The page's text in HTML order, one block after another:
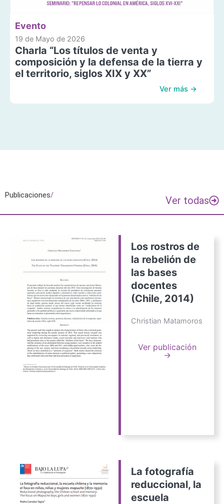
Evento
19 de Mayo de 2026
Charla “Los títulos de venta y
composición y la defensa de la tierra y
el territorio, siglos XIX y XX”
Ver más →
Publicaciones/ Ver todas
Los rostros de
la rebelión de
las bases
docentes
(Chile, 2014)
Christian Matamoros
Ver publicación
→
La fotografía
reduccional, la
escuela